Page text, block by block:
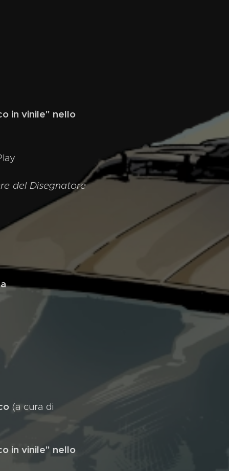
in vinile" nello
del Disegnatore
(a cura di
in vinile" nello